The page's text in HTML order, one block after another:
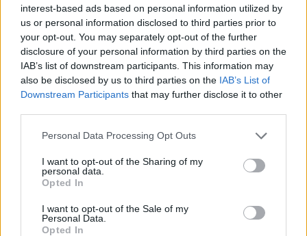
interest-based ads based on personal information utilized by
us or personal information disclosed to third parties prior to
your opt-out. You may separately opt-out of the further
disclosure of your personal information by third parties on the
IAB’s list of downstream participants. This information may
also be disclosed by us to third parties on the IAB’s List of
Downstream Participants that may further disclose it to other
Personal Data Processing Opt Outs
I want to opt-out of the Sharing of my
personal data.
Opted In
I want to opt-out of the Sale of my
Personal Data.
Opted In